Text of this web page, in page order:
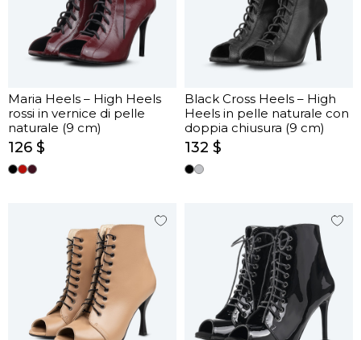
Maria Heels – High Heels
rossi in vernice di pelle
naturale (9 cm)
126 $
Black Cross Heels – High
Heels in pelle naturale con
doppia chiusura (9 cm)
132 $